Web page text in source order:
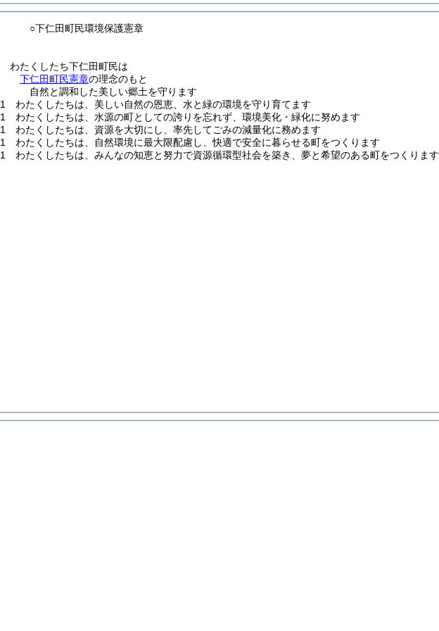
○下仁田町民環境保護憲章
わたくしたち下仁田町民は
下仁田町民憲章の理念のもと
自然と調和した美しい郷土を守ります
1 わたくしたちは、美しい自然の恩恵、水と緑の環境を守り育てます
1 わたくしたちは、水源の町としての誇りを忘れず、環境美化・緑化に努めます
1 わたくしたちは、資源を大切にし、率先してごみの減量化に務めます
1 わたくしたちは、自然環境に最大限配慮し、快適で安全に暮らせる町をつくります
1 わたくしたちは、みんなの知恵と努力で資源循環型社会を築き、夢と希望のある町をつくります